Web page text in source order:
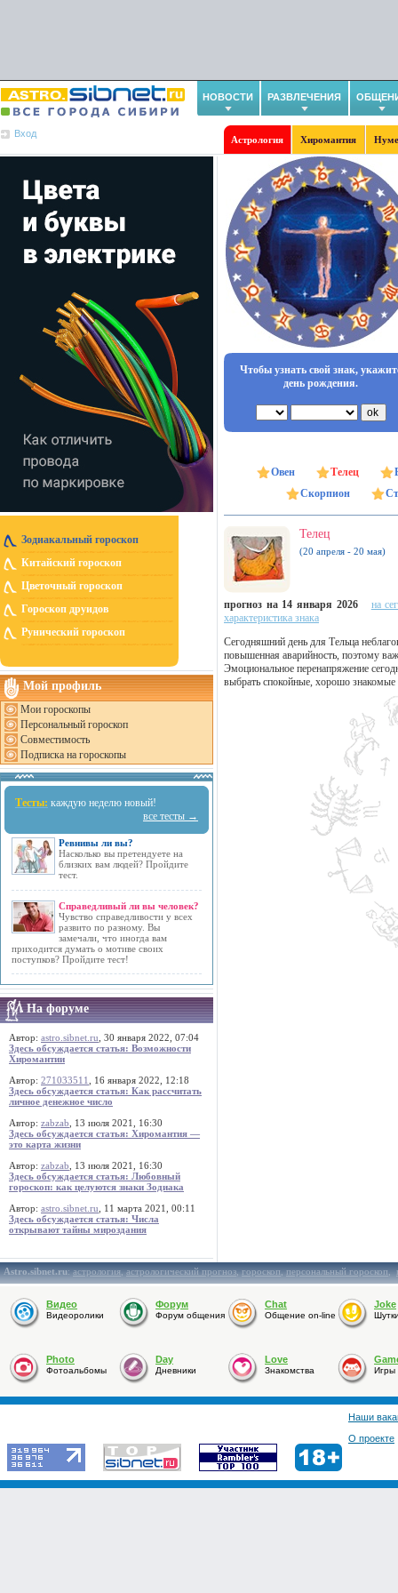
НОВОСТИ РАЗВЛЕЧЕНИЯ
Вход
Астрология Хиромантия
Зодиакальный гороскоп
Китайский гороскоп
Цветочный гороскоп
Гороскоп друидов
Рунический гороскоп
Мой профиль
Мои гороскопы
Персональный гороскоп
Совместимость
Подписка на гороскопы
Тесты: каждую неделю новый!
все тесты →
Ревнивы ли вы?
Насколько вы претендуете на
близких вам людей? Пройдите
тест.
Справедливый ли вы человек?
Чувство справедливости у всех
развито по разному. Вы
замечали, что иногда вам
приходится думать о мотиве своих
поступков? Пройдите тест!
На форуме
Автор: astro.sibnet.ru , 30 января 2022, 07:04
Здесь обсуждается статья: Возможности
Хиромантии
Автор: 271033511
, 16 января 2022, 12:18
Здесь обсуждается статья: Как рассчитать
личное денежное число
Автор: zabzab , 13 июля 2021, 16:30
Здесь обсуждается статья: Хиромантия —
это карта жизни
Автор: zabzab , 13 июля 2021, 16:30
Здесь обсуждается статья: Любовный
гороскоп: как целуются знаки Зодиака
Автор: astro.sibnet.ru , 11 марта 2021, 00:11
Здесь обсуждается статья: Числа
открывают тайны мироздания
Чтобы узнать свой знак,
день рождения.
Овен Телец
Скорпион
Телец
(20 апреля - 20 мая)
прогноз на 14 января 2026
на
характеристика знака
Сегодняшний день для Тельца
повышенная аварийность, поэтому
Эмоциональное перенапряжение
выбрать спокойные, хорошо знакомые
Astro.sibnet.ru:астрология,астрологический прогноз,гороскоп,персональный гороскоп,
Видео
Видеоролики
Форум
Форум общения
Chat
Общение on-line
Joke
Photo
Фотоальбомы
Day
Дневники
Love
Знакомства Игры
Наши
О проекте